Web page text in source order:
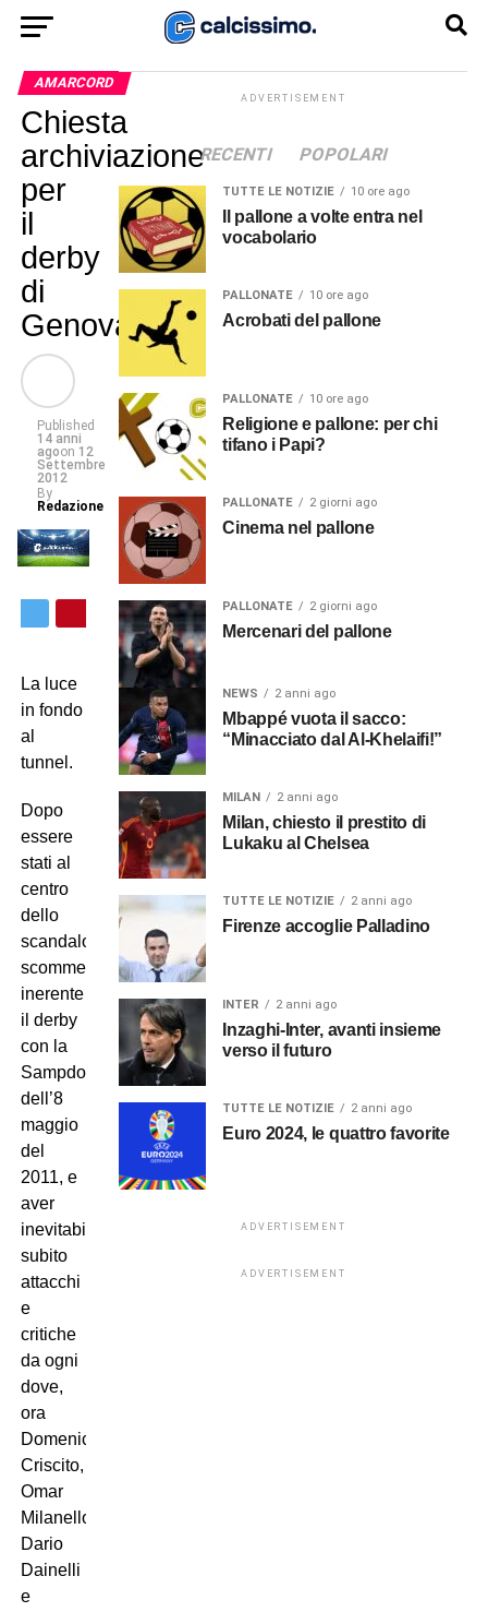
AMARCORD
Chiesta
archiviazione
per
il
derby
di
Genova
Published
14 anni
agoon 12
Settembre
2012
By
Redazione
La luce
in fondo
al
tunnel.
Dopo
essere
stati al
centro
dello
scandalo
scommesse
inerente
il derby
con la
Sampdoria
dell’8
maggio
del
2011, e
aver
inevitabilmente
subito
attacchi
e
critiche
da ogni
dove,
ora
Domenico
Criscito,
Omar
Milanello,
Dario
Dainelli
e
ADVERTISEMENT
RECENTI POPOLARI
TUTTE LE NOTIZIE 10 ore ago
Il pallone a volte entra nel
vocabolario
PALLONATE 10 ore ago
Acrobati del pallone
PALLONATE 10 ore ago
Religione e pallone: per chi
tifano i Papi?
PALLONATE 2 giorni ago
Cinema nel pallone
PALLONATE 2 giorni ago
Mercenari del pallone
NEWS 2 anni ago
Mbappé vuota il sacco:
“Minacciato dal Al-Khelaifi!”
MILAN 2 anni ago
Milan, chiesto il prestito di
Lukaku al Chelsea
TUTTE LE NOTIZIE 2 anni ago
Firenze accoglie Palladino
INTER 2 anni ago
Inzaghi-Inter, avanti insieme
verso il futuro
TUTTE LE NOTIZIE 2 anni ago
Euro 2024, le quattro favorite
ADVERTISEMENT
ADVERTISEMENT